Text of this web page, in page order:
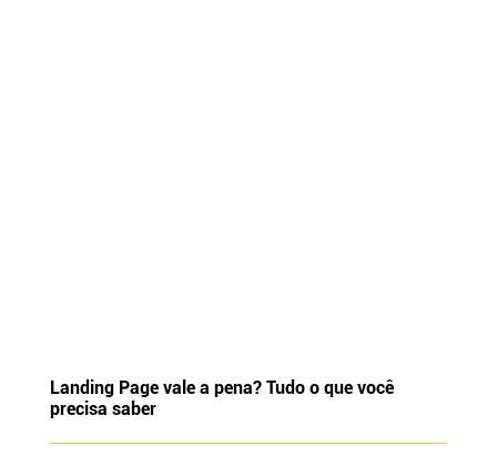
Landing Page vale a pena? Tudo o que você
precisa saber